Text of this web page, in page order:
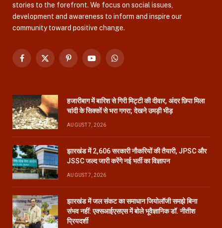
stories to the forefront. We focus on social issues,
development and awareness to inform and inspire our
community toward positive change.
Facebook
X
PinterestYouTubeWhatsApp
हजारीबाग में बारिश से गिरी मिट्टी की दीवार, अंदर छिपा मिला
चांदी के सिक्कों से भरा गगरा; देखने उमड़ी भीड़
AUGUST 7, 2026
झारखंड में 2,606 सरकारी नौकरियों की तैयारी, JPSC और
JSSC जल्द जारी करेंगे नई भर्ती का विज्ञापन
AUGUST 7, 2026
झारखंड में जल संकट का समाधान जियोलॉजी समझे बिना
संभव नहीं: एक्सआईएसएस में बोले भूवैज्ञानिक डॉ. नीतीश
प्रियदर्शी